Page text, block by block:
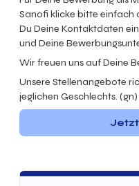
Sanofi klicke bitte einfach
Du Deine Kontaktdaten
und Deine
Wir freuen uns auf Deine
Unsere Stellenangebote
jeglichen Geschlechts.